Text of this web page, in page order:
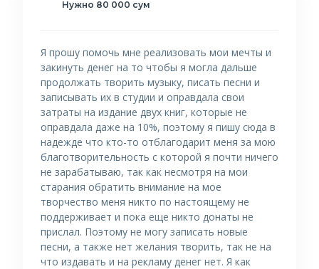
Нужно 80 000 сум
Я прошу помочь мне реализовать мои мечты и
закинуть денег на то чтобы я могла дальше
продолжать творить музыку, писать песни и
записывать их в студии и оправдала свои
затраты на издание двух книг, которые не
оправдала даже на 10%, поэтому я пишу сюда в
надежде что кто-то отблагодарит меня за мою
благотворительность с которой я почти ничего
не зарабатываю, так как несмотря на мои
старания обратить внимание на мое
творчество меня никто по настоящему не
поддерживает и пока еще никто донаты не
прислал. Поэтому не могу записать новые
песни, а также нет желания творить, так не на
что издавать и на рекламу денег нет. Я как